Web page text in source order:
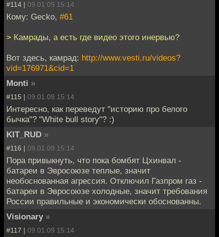
#114 | 09.01.09 15:14
Кому: Gecko, #61
> Камрады, а есть где видео этого инервью?
Вот здесь, камрад: http://www.vesti.ru/videos?
vid=176971&cid=1
Monti »
#115 | 09.01.09 15:14
Интересно, как переведут "историю про белого
бычка"? "White bull story"? :)
KIT_RUD »
#116 | 09.01.09 15:14
Пора привыкнуть, что пока бомбят Цхинвал -
батареи в Эвросоюзе теплые, значит
необоснованная агрессия. Отключил Газпром газ -
батареи в Эвросоюзе холодные, значит требования
России правильные и экономически обоснованны.
Visionary »
#117 | 09.01.09 15:14